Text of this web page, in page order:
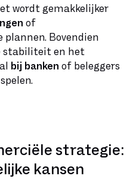
wordt gemakkelijker
of
plannen. Bovendien
stabiliteit en het
bij banken of beleggers
strategie:
kansen